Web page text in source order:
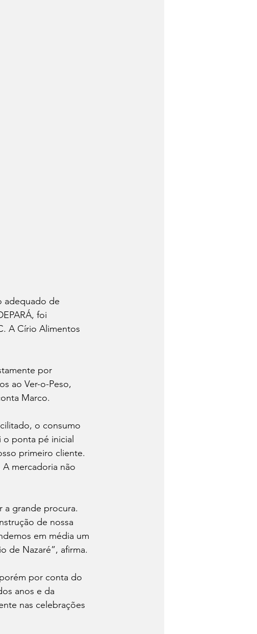
adequado de
foi
A Círio Alimentos
por
ao Ver-o-Peso,
Marco.
o consumo
ponta pé inicial
primeiro cliente.
mercadoria não
a grande procura.
de nossa
em média um
de Nazaré”, afirma.
por conta do
anos e da
nas celebrações